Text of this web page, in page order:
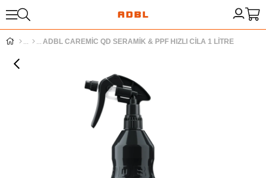
ADBL CAREMİC QD SERAMİK & PPF HIZLI CİLA 1 LİTRE